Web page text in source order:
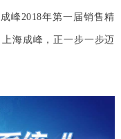
峰2018年第一届销售精
海成峰，正一步一步迈